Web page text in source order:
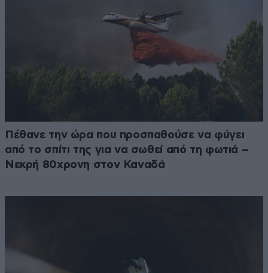
Πέθανε την ώρα που προσπαθούσε να φύγει
από το σπίτι της για να σωθεί από τη φωτιά –
Νεκρή 80χρονη στον Καναδά